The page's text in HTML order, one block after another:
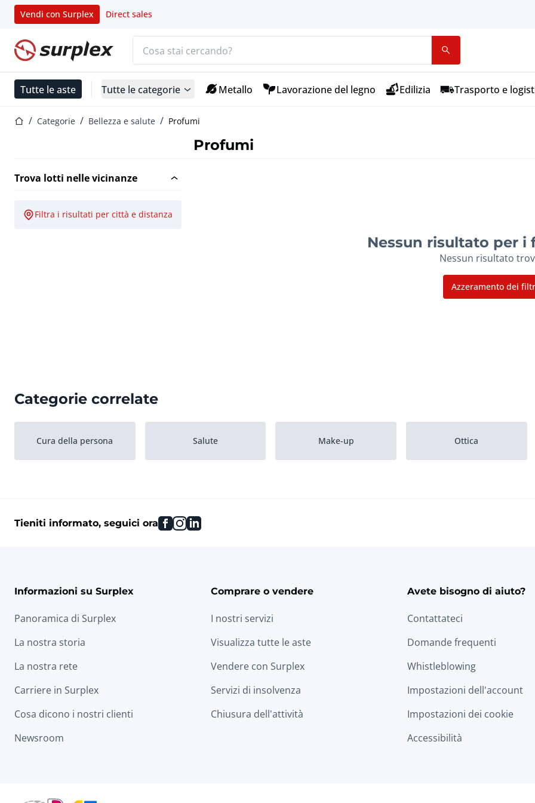
Vendi con Surplex Direct sales
Home
Tutte le aste Tutte le categorie Metallo Lavorazione del legno Edilizia Trasporto e
Home Categorie Bellezza e salute Profumi
Profumi
Trova lotti nelle vicinanze
Filtra i risultati per città e distanza
Nessun risultato per
Nessun risultato
Azzeramento dei
Categorie correlate
Cura della persona Salute Make-up Ottica
Tieniti informato, seguici ora facebook
instagram
linkedin
Informazioni su Surplex
Panoramica di Surplex
La nostra storia
La nostra rete
Carriere in Surplex
Cosa dicono i nostri clienti
Newsroom
Comprare o vendere
I nostri servizi
Visualizza tutte le aste
Vendere con Surplex
Servizi di insolvenza
Chiusura dell'attività
Avete bisogno di aiuto?
Contattateci
Domande frequenti
Whistleblowing
Impostazioni dell'account
Impostazioni dei cookie
Accessibilità